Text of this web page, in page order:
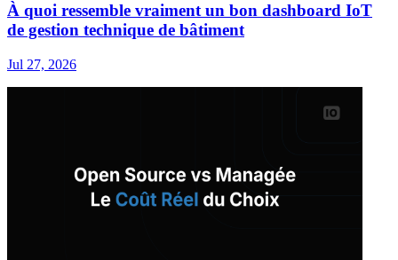
À quoi ressemble vraiment un bon dashboard IoT
de gestion technique de bâtiment
Jul 27, 2026